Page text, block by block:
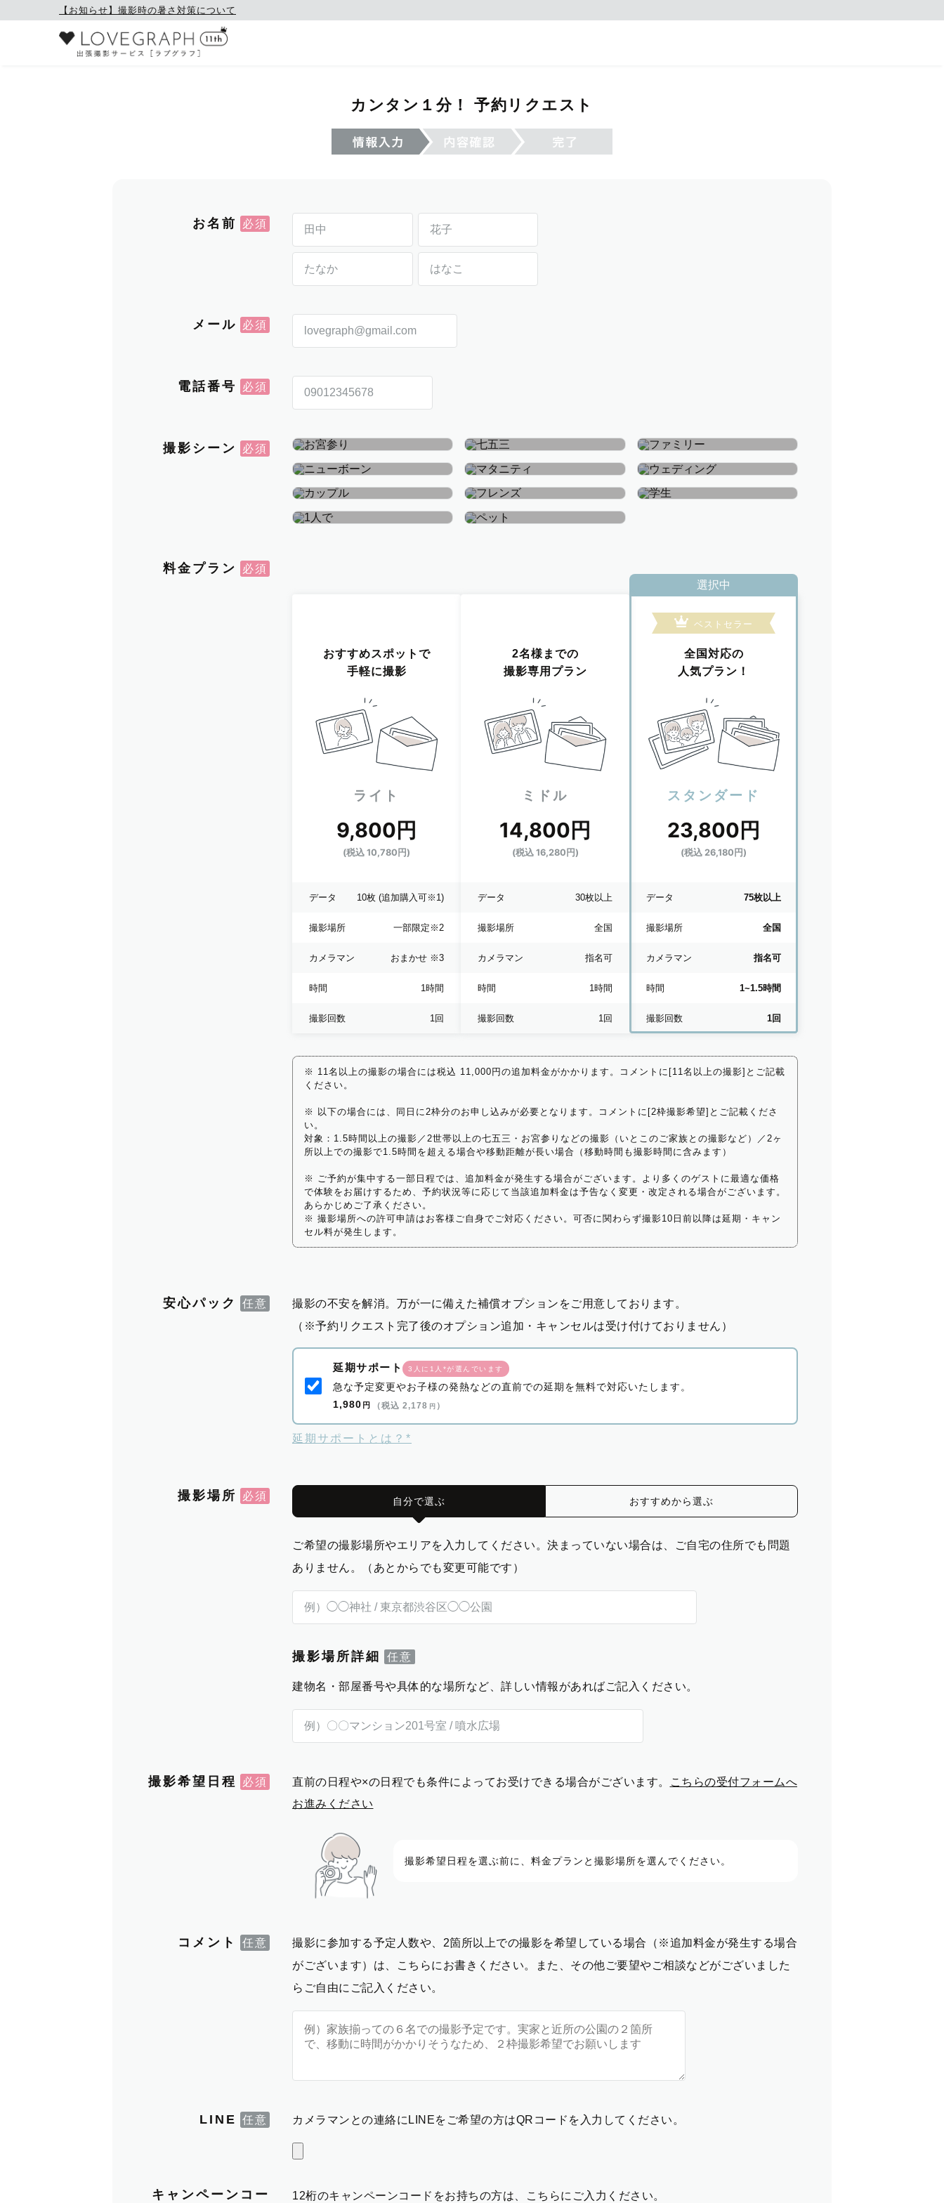
【お知らせ】撮影時の暑さ対策について
カンタン１分！ 予約リクエスト
お名前
メール
電話番号
撮影シーン
お宮参り・お食い初め
七五三
ファミリー
ニューボーン
マタニティ
ウェディング
料金プラン
おすすめスポットで
手軽に撮影
ライト
9,800円
(税込 10,780円)
データ 10枚 (追加購入可※1)
撮影場所 一部限定 ※2
カメラマン おまかせ ※3
時間 1時間
撮影回数 1回
2名様までの
撮影専用プラン
ミドル
14,800円
(税込 16,280円)
データ 30枚以上
撮影場所 全国
カメラマン 指名可
時間 1時間
撮影回数 1回
選択中
ベストセラー
全国対応の
人気プラン！
スタンダード
23,800円
(税込 26,180円)
データ 75枚以上
撮影場所 全国
カメラマン 指名可
時間 1~1.5時間
撮影回数 1回
※ 11名以上の撮影の場合には税込 11,000円の追加料金がかかります。コメントに[11名以上の撮影]とご記載
ください。
※ 以下の場合には、同日に2枠分のお申し込みが必要となります。コメントに[2枠撮影希望]とご記載くださ
い。
対象：1.5時間以上の撮影／2世帯以上の七五三・お宮参りなどの撮影（いとこのご家族との撮影など）／2ヶ
所以上での撮影で1.5時間を超える場合や移動距離が長い場合（移動時間も撮影時間に含みます）
※ ご予約が集中する一部日程では、追加料金が発生する場合がございます。より多くのゲストに最適な価格
で体験をお届けするため、予約状況等に応じて当該追加料金は予告なく変更・改定される場合がございます。
あらかじめご了承ください。
※ 撮影場所への許可申請はお客様ご自身でご対応ください。可否に関わらず撮影10日前以降は延期・キャン
セル料が発生します。
安心パック
撮影の不安を解消。万が一に備えた補償オプションをご用意しております。
（※予約リクエスト完了後のオプション追加・キャンセルは受け付けておりません）
延期サポート 3人に1人*が選んでいます
急な予定変更やお子様の発熱などの直前での延期を無料で対応いたします。
1,980 円 （税込 2,178 円 ）
延期サポートとは？*
撮影場所 自分で選ぶ おすすめから選ぶ
ご希望の撮影場所やエリアを入力してください。決まっていない場合は、ご自宅の住所でも問題
ありません。（あとからでも変更可能です）
撮影場所詳細
建物名・部屋番号や具体的な場所など、詳しい情報があればご記入ください。
撮影希望日程 直前の日程や×の日程でも条件によってお受けできる場合がございます。
こちらの受付フォームへ
お進みください
撮影希望日程を選ぶ前に、料金プランと撮影場所を選んでください。
コメント
撮影に参加する予定人数や、2箇所以上での撮影を希望している場合（※追加料金が発生する場合
がございます）は、こちらにお書きください。また、その他ご要望やご相談などがございました
らご自由にご記入ください。
LINE カメラマンとの連絡にLINEをご希望の方はQRコードを入力してください。
キャンペーンコー 12桁のキャンペーンコードをお持ちの方は、こちらにご入力ください。